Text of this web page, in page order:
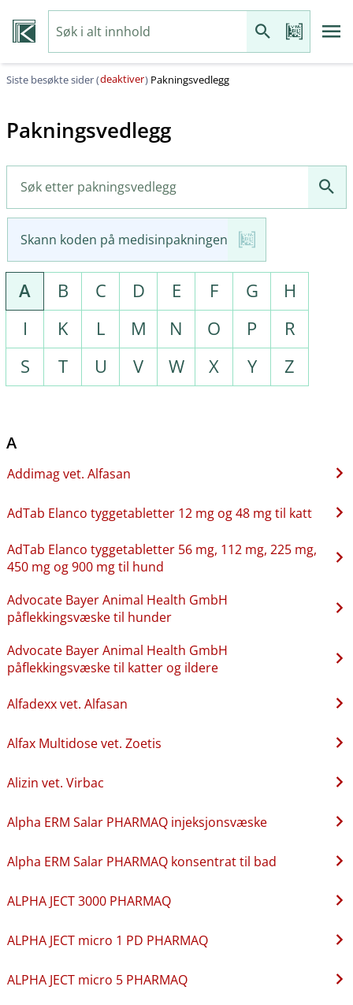
Siste besøkte sider (deaktiver) Pakningsvedlegg
Pakningsvedlegg
Skann koden på medisinpakningen
A B C D E F G
H
I
K L M N O P
R
S
T U V W X Y Z
A
Addimag vet. Alfasan
AdTab Elanco tyggetabletter 12 mg og 48 mg til katt
AdTab Elanco tyggetabletter 56 mg, 112 mg, 225 mg,
450 mg og 900 mg til hund
Advocate Bayer Animal Health GmbH
påflekkingsvæske til hunder
Advocate Bayer Animal Health GmbH
påflekkingsvæske til katter og ildere
Alfadexx vet. Alfasan
Alfax Multidose vet. Zoetis
Alizin vet. Virbac
Alpha ERM Salar PHARMAQ injeksjonsvæske
Alpha ERM Salar PHARMAQ konsentrat til bad
ALPHA JECT 3000 PHARMAQ
ALPHA JECT micro 1 PD PHARMAQ
ALPHA JECT micro 5 PHARMAQ